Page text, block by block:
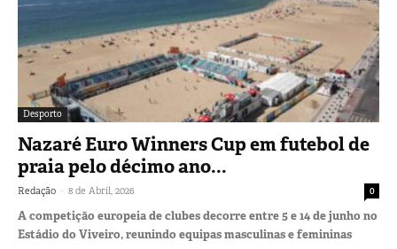
Desporto
Nazaré Euro Winners Cup em futebol de
praia pelo décimo ano...
Redação - 8 de Abril, 2026 0
A competição europeia de clubes decorre entre 5 e 14 de junho no
Estádio do Viveiro, reunindo equipas masculinas e femininas